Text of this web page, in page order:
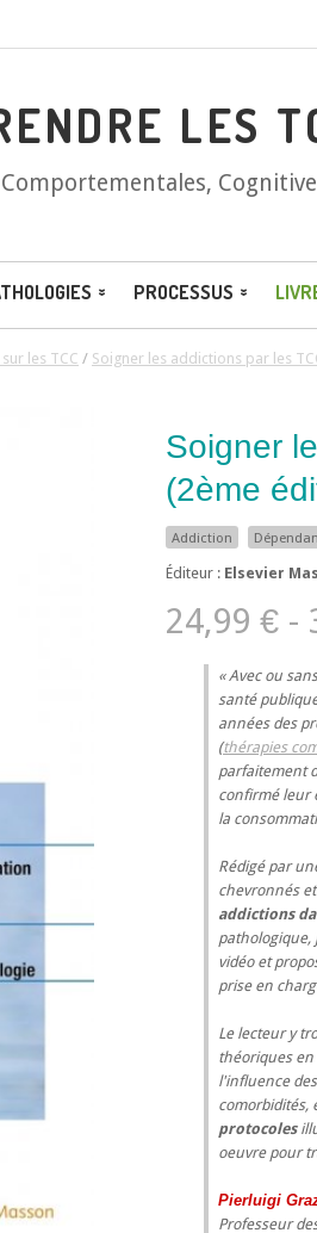
LES
PROCESSUS
les TCC / Soigner les addictions par les
Soigner
(2ème
Addiction
Éditeur : Elsevier
24,99 € -
Avec ou
santé
années des
(thérapies
parfaitement
confirmé leur
la
Rédigé par
chevronnés
addictions
pathologique,
vidéoet
prise en
Le lecteur y
théoriques en
l'influence
comorbidités,
protocoles
oeuvre pour
Pierluigi
Professeur